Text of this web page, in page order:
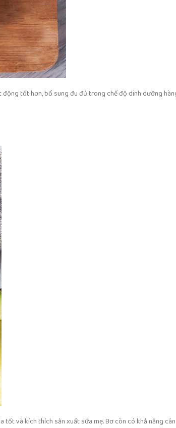
động tốt hơn, bổ sung đu đủ trong chế độ dinh dưỡng
và kích thích sản xuất sữa mẹ. Bơ còn có khả năng cân